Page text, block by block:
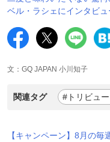
ベル・ラシェにインタビュ
文：GQ JAPAN 小川知子
関連タグ #トリビュー
【キャンペーン】8月の毎